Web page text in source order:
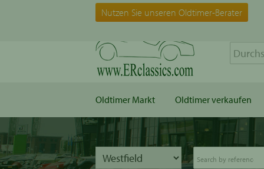
Nutzen Sie unseren Oldtimer-Berater
Oldtimer Markt Oldtimer verkaufen